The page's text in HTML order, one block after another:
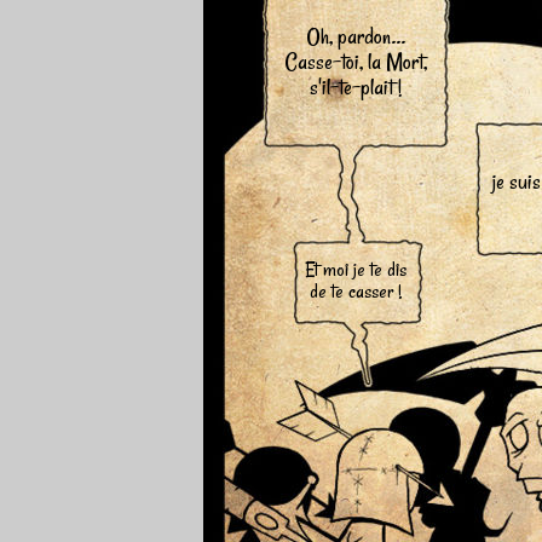
Oh, pardon...
Casse-toi, la Mort,
s'il-te-plait !
je
Et moi je te dis
de te casser !